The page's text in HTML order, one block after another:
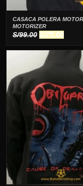
CASACA POLERA
MOTORIZER
S/99.00 El
original
era:
S/75.00El
actual
S/